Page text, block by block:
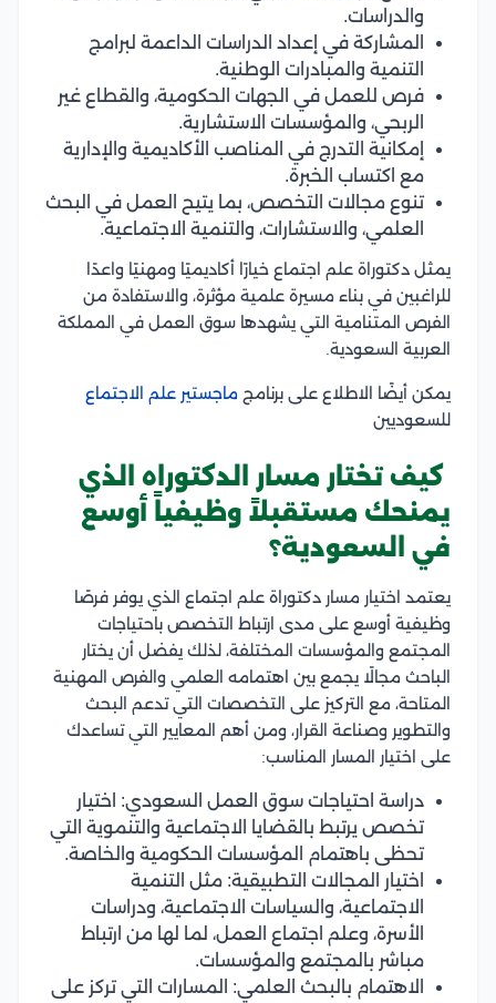
والدراسات.
المشاركة في إعداد الدراسات الداعمة لبرامج
التنمية والمبادرات الوطنية.
فرص للعمل في الجهات الحكومية، والقطاع غير
الربحي، والمؤسسات الاستشارية.
إمكانية التدرج في المناصب الأكاديمية والإدارية
مع اكتساب الخبرة.
تنوع مجالات التخصص، بما يتيح العمل في البحث
العلمي، والاستشارات، والتنمية الاجتماعية.
يمثل دكتوراة علم اجتماع خيارًا أكاديميًا ومهنيًا واعدًا
للراغبين في بناء مسيرة علمية مؤثرة، والاستفادة من
الفرص المتنامية التي يشهدها سوق العمل في المملكة
العربية السعودية.
يمكن أيضًا الاطلاع على برنامج ماجستير علم الاجتماع
للسعوديين
كيف تختار مسار الدكتوراه الذي
يمنحك مستقبلاً وظيفياً أوسع
في السعودية؟
يعتمد اختيار مسار دكتوراة علم اجتماع الذي يوفر فرصًا
وظيفية أوسع على مدى ارتباط التخصص باحتياجات
المجتمع والمؤسسات المختلفة، لذلك يفضل أن يختار
الباحث مجالًا يجمع بين اهتمامه العلمي والفرص المهنية
المتاحة، مع التركيز على التخصصات التي تدعم البحث
والتطوير وصناعة القرار، ومن أهم المعايير التي تساعدك
على اختيار المسار المناسب:
دراسة احتياجات سوق العمل السعودي: اختيار
تخصص يرتبط بالقضايا الاجتماعية والتنموية التي
تحظى باهتمام المؤسسات الحكومية والخاصة.
اختيار المجالات التطبيقية: مثل التنمية
الاجتماعية، والسياسات الاجتماعية، ودراسات
الأسرة، وعلم اجتماع العمل، لما لها من ارتباط
مباشر بالمجتمع والمؤسسات.
الاهتمام بالبحث العلمي: المسارات التي تركز على